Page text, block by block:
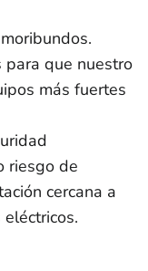
para que nuestro
más fuertes
riesgo de
cercana a